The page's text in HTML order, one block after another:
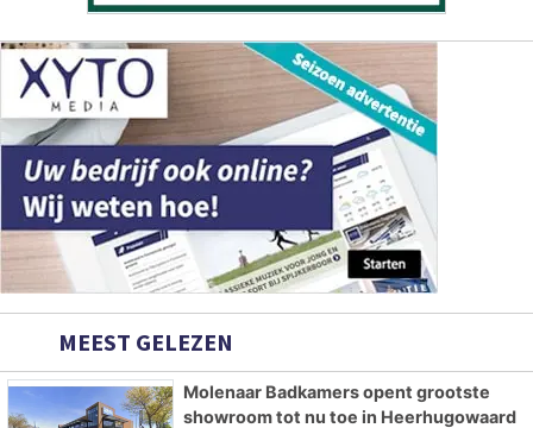
MEEST GELEZEN
Molenaar Badkamers opent grootste
showroom tot nu toe in Heerhugowaard